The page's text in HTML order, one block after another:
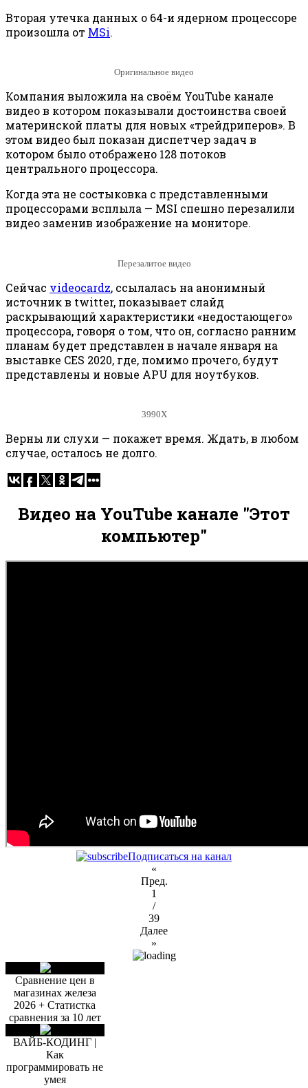
Вторая утечка данных о 64-и ядерном процессоре
произошла от MSi.
Оригинальное видео
Компания выложила на своём YouTube канале
видео в котором показывали достоинства своей
материнской платы для новых «трейдриперов». В
этом видео был показан диспетчер задач в
котором было отображено 128 потоков
центрального процессора.
Когда эта не состыковка с представленными
процессорами всплыла — MSI спешно перезалили
видео заменив изображение на мониторе.
Перезалитое видео
Сейчас videocardz, ссылалась на анонимный
источник в twitter, показывает слайд
раскрывающий характеристики «недостающего»
процессора, говоря о том, что он, согласно ранним
планам будет представлен в начале января на
выставке CES 2020, где, помимо прочего, будут
представлены и новые APU для ноутбуков.
3990Х
Верны ли слухи — покажет время. Ждать, в любом
случае, осталось не долго.
Видео на YouTube канале "Этот
компьютер"
Подписаться на канал
«
Пред.
1
/
39
Далее
»
Сравнение цен в
магазинах железа
2026 + Статистка
сравнения за 10 лет
ВАЙБ-КОДИНГ |
Как
программировать не
умея